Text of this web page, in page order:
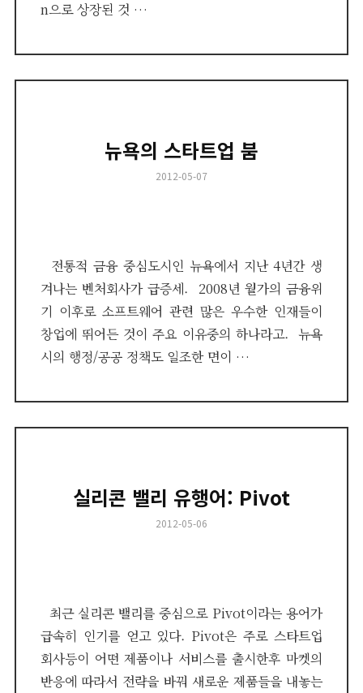
n으로 상장된 것 …
뉴욕의 스타트업 붐
Posted
2012-05-07
전통적 금융 중심도시인 뉴욕에서 지난 4년간 생
겨나는 벤처회사가 급증세. 2008년 월가의 금융위
기 이후로 소프트웨어 관련 많은 우수한 인재들이
창업에 뛰어든 것이 주요 이유중의 하나라고. 뉴욕
시의 행정/공공 정책도 일조한 면이 …
실리콘 밸리 유행어: Pivot
Posted
2012-05-06
최근 실리콘 밸리를 중심으로 Pivot이라는 용어가
급속히 인기를 얻고 있다. Pivot은 주로 스타트업
회사등이 어떤 제품이나 서비스를 출시한후 마켓의
반응에 따라서 전략을 바꿔 새로운 제품들을 내놓는